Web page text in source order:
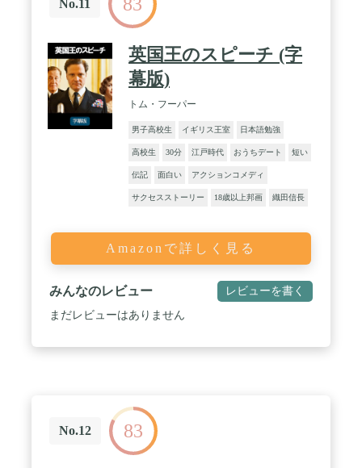
No.11 83
英国王のスピーチ (字
幕版)
トム・フーパー
男子高校生 イギリス王室 日本語勉強
高校生 30分 江戸時代 おうちデート 短い
伝記 面白い アクションコメディ
サクセスストーリー 18歳以上邦画 織田信長
Amazonで詳しく見る
みんなのレビュー レビューを書く
まだレビューはありません
No.12 83